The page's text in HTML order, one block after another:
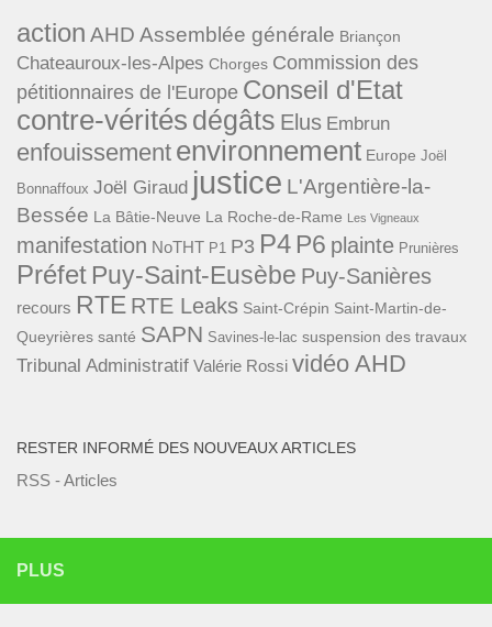
action AHD Assemblée générale Briançon
Chateauroux-les-Alpes Chorges Commission des
pétitionnaires de l'Europe Conseil d'Etat
contre-vérités dégâts Elus Embrun
enfouissement environnement Europe Joël
Bonnaffoux Joël Giraud justice L'Argentière-la-
Bessée La Bâtie-Neuve La Roche-de-Rame Les Vigneaux
manifestation NoTHT P1 P3 P4 P6 plainte Prunières
Préfet Puy-Saint-Eusèbe Puy-Sanières
recours RTE RTE Leaks Saint-Crépin Saint-Martin-de-
Queyrières santé SAPN Savines-le-lac suspension des travaux
Tribunal Administratif Valérie Rossi vidéo AHD
RESTER INFORMÉ DES NOUVEAUX ARTICLES
RSS - Articles
PLUS